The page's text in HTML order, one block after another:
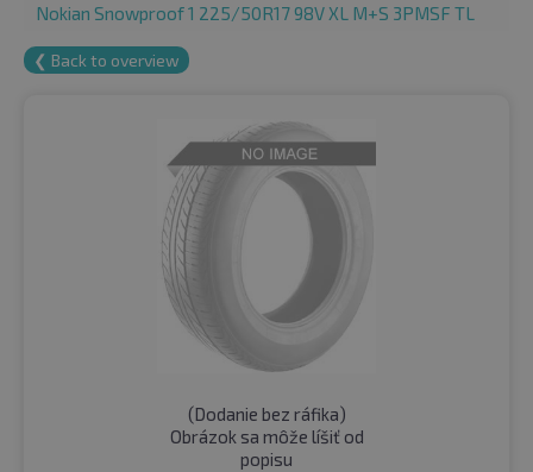
Nokian Snowproof 1 225/50R17 98V XL M+S 3PMSF TL
❮ Back to overview
(Dodanie bez ráfika)
Obrázok sa môže líšiť od
popisu